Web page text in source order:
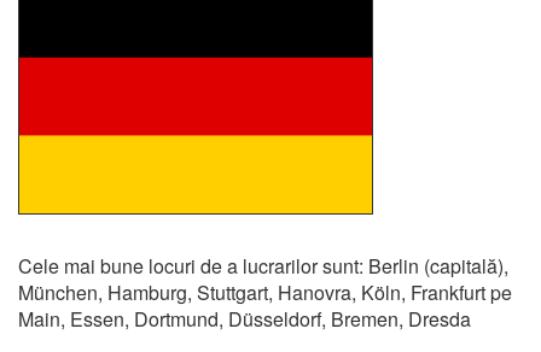
Cele mai bune locuri de a lucrarilor sunt: Berlin (capitală),
München, Hamburg, Stuttgart, Hanovra, Köln, Frankfurt pe
Main, Essen, Dortmund, Düsseldorf, Bremen, Dresda